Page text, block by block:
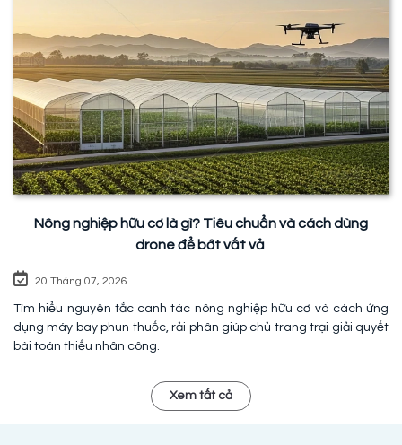
Nông nghiệp hữu cơ là gì? Tiêu chuẩn và cách dùng
drone để bớt vất vả
20 Tháng 07, 2026
Tìm hiểu nguyên tắc canh tác nông nghiệp hữu cơ và cách ứng
dụng máy bay phun thuốc, rải phân giúp chủ trang trại giải quyết
bài toán thiếu nhân công.
Xem tất cả